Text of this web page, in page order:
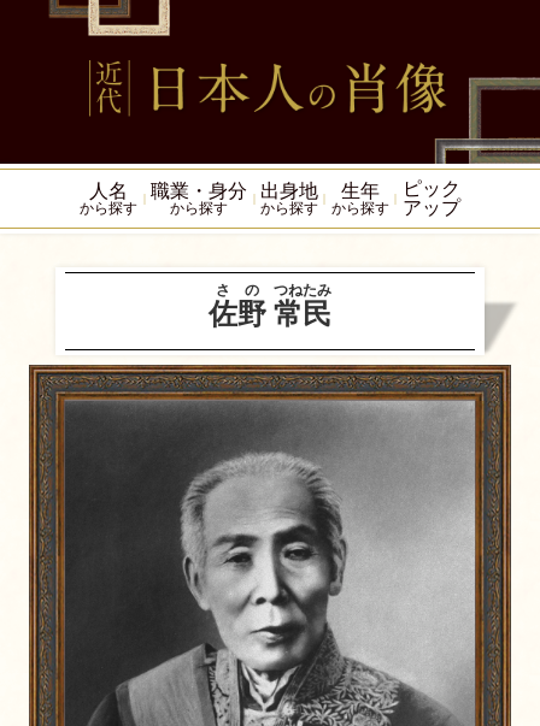
人名
から探す
職業・身分
から探す
出身地
から探す
生年
から探す
ピック
アップ
佐野
さの
常民
つねたみ